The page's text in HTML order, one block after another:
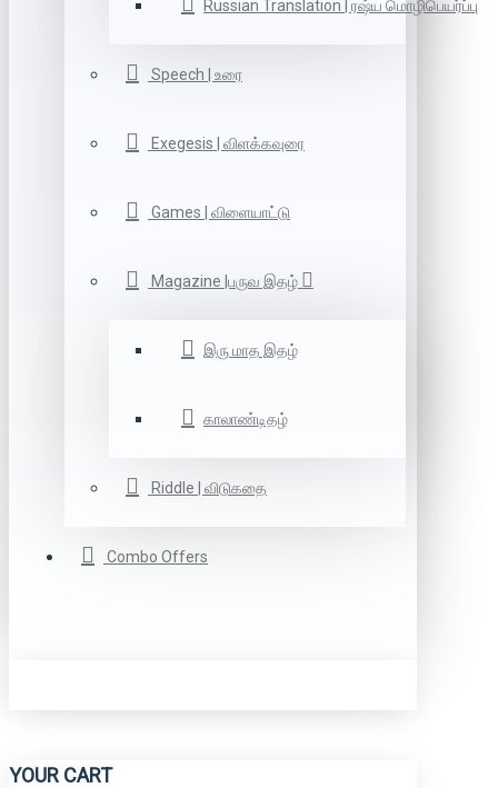
Russian Translation | ரஷ்ய மொழிபெயர்ப்பு
Speech | உரை
Exegesis | விளக்கவுரை
Games | விளையாட்டு
Magazine |பருவ இதழ்
இரு மாத இதழ்
காலாண்டிதழ்
Riddle | விடுகதை
Combo Offers
YOUR CART